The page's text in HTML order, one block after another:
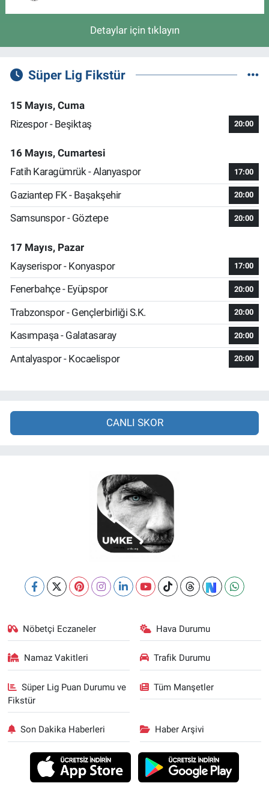
Detaylar için tıklayın
Süper Lig Fikstür
15 Mayıs, Cuma
Rizespor - Beşiktaş
20:00
16 Mayıs, Cumartesi
Fatih Karagümrük - Alanyaspor
17:00
Gaziantep FK - Başakşehir 20:00
Samsunspor - Göztepe 20:00
17 Mayıs, Pazar
Kayserispor - Konyaspor
17:00
Fenerbahçe - Eyüpspor 20:00
Trabzonspor - Gençlerbirliği S.K. 20:00
Kasımpaşa - Galatasaray 20:00
Antalyaspor - Kocaelispor 20:00
CANLI SKOR
Nöbetçi Eczaneler Hava Durumu
Namaz Vakitleri Trafik Durumu
Süper Lig Puan Durumu ve
Fikstür
Tüm Manşetler
Son Dakika Haberleri Haber Arşivi